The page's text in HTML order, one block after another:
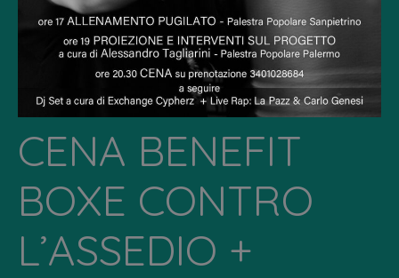
CENA BENEFIT
BOXE CONTRO
L’ASSEDIO +